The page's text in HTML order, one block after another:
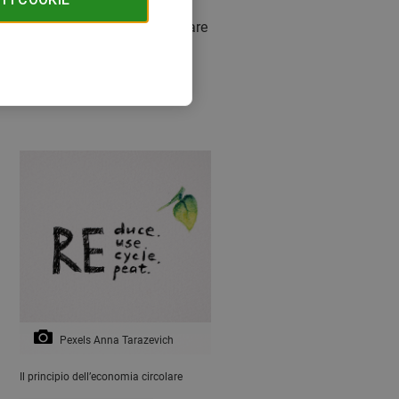
online. Così, invece di andare
del 2021. Una cosa in
investendo in materie prime
Pexels Anna Tarazevich
Il principio dell’economia circolare